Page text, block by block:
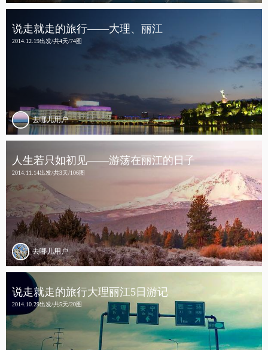
说走就走的旅行——大理、丽江
2014.12.19出发/共4天/74图
去哪儿用户
人生若只如初见——游荡在丽江的日子
2014.11.14出发/共3天/106图
去哪儿用户
说走就走的旅行大理丽江5日游记
2014.10.29出发/共5天/20图